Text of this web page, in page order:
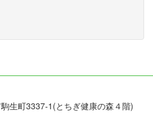
生町3337-1(とちぎ健康の森４階)